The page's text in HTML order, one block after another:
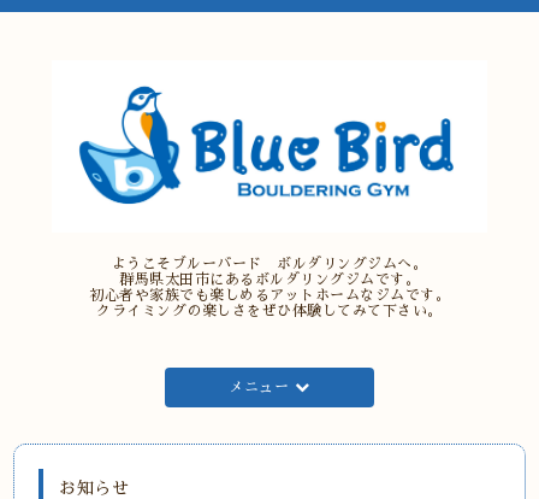
ようこそブルーバード ボルダリングジムへ。
群馬県太田市にあるボルダリングジムです。
初心者や家族でも楽しめるアットホームなジムです。
クライミングの楽しさをぜひ体験してみて下さい。
メニュー
お知らせ